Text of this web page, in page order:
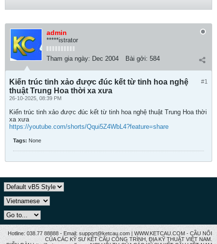
admin
*****istrator
Tham gia ngày: Dec 2004 Bài gởi: 584
#1
Kiến trúc tinh xảo được đúc kết từ tinh hoa nghệ
thuật Trung Hoa thời xa xưa
26-10-2025, 08:39 PM
Kiến trúc tinh xảo được đúc kết từ tinh hoa nghệ thuật Trung Hoa thời
xa xưa
https://youtube.com/shorts/Qqui5Z4WbL4?feature=share
Tags: None
Hotline: 038.77 88888 - Email: support@ketcau.com | WWW.KETCAU.COM - CẦU NỐI
CỦA CÁC KỸ SƯ KẾT CẤU CÔNG TRÌNH, ĐỊA KỸ THUẬT VIỆT NAM.